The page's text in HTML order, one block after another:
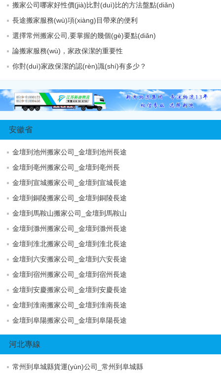
搬家公司哪家好性價(jià)比對(duì)比的方法盤點(diǎn)
長途搬家服務(wù)項(xiàng)目帶來的便利
選擇常州搬家公司,要掌握的幾個(gè)要點(diǎn)
論搬家服務(wù)，家政保潔的重要性
你對(duì)家政保潔的認(rèn)識(shí)有多少？
安徽省
金壇到池州搬家公司_金壇到池州長途
金壇到亳州搬家公司_金壇到亳州長
金壇到宣城搬家公司_金壇到宣城長途
金壇到銅陵搬家公司_金壇到銅陵長途
金壇到馬鞍山搬家公司_金壇到馬鞍山
金壇到滁州搬家公司_金壇到滁州長途
金壇到淮北搬家公司_金壇到淮北長途
金壇到六安搬家公司_金壇到六安長途
金壇到宿州搬家公司_金壇到宿州長途
金壇到安慶搬家公司_金壇到安慶長途
金壇到淮南搬家公司_金壇到淮南長途
金壇到阜陽搬家公司_金壇到阜陽長途
河北專線
常州到阜城縣貨運(yùn)公司_常州到阜城縣